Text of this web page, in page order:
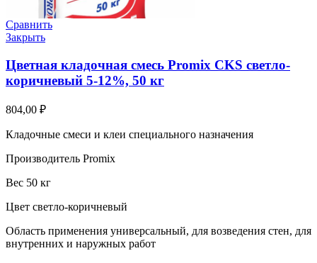
Сравнить
Закрыть
Цветная кладочная смесь Promix CKS светло-
коричневый 5-12%, 50 кг
804,00 ₽
Кладочные смеси и клеи специального назначения
Производитель Promix
Вес 50 кг
Цвет светло-коричневый
Область применения универсальный, для возведения стен, для
внутренних и наружных работ